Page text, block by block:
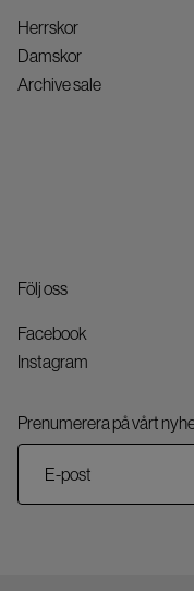
Herrskor
Damskor
Archive sale
Följ oss
Facebook
Instagram
Prenumerera på vårt